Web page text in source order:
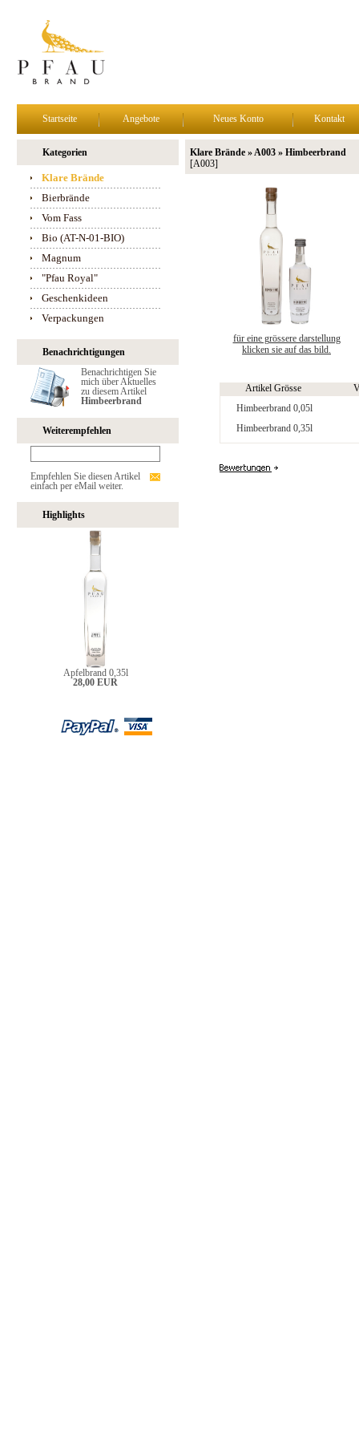
Startseite Angebote Neues Konto Kontakt
Kategorien
Klare Brände
Bierbrände
Vom Fass
Bio (AT-N-01-BIO)
Magnum
"Pfau Royal"
Geschenkideen
Verpackungen
Benachrichtigungen
Benachrichtigen Sie
mich über Aktuelles
zu diesem Artikel
Himbeerbrand
Weiterempfehlen
Empfehlen Sie diesen Artikel
einfach per eMail weiter.
Highlights
Apfelbrand 0,35l
28,00 EUR
Klare Brände » A003 » Himbeerbrand
[A003]
für eine grössere darstellung
klicken sie auf das bild.
Artikel Grösse
Himbeerbrand 0,05l
Himbeerbrand 0,35l